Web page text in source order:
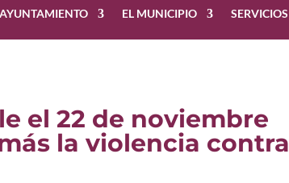
AYUNTAMIENTO EL MUNICIPIO SERVICIOS
el 22 de noviembre
la violencia contra